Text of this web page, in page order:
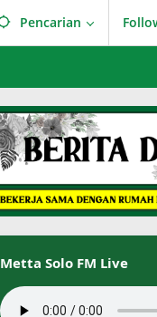
Pencarian
Metta Solo FM Live